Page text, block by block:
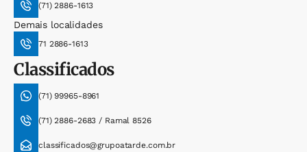
(71) 2886-1613
Demais localidades
71 2886-1613
Classificados
(71) 99965-8961
(71) 2886-2683 / Ramal 8526
classificados@grupoatarde.com.br